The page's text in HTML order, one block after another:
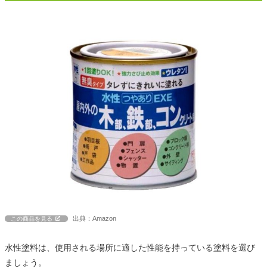
この商品を見る 出典：Amazon
水性塗料は、使用される場所に適した性能を持っている塗料を選び
ましょう。